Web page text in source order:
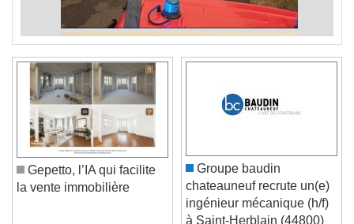
Gepetto, l’IA qui facilite
Groupe baudin
chateauneuf recrute un(e)
ingénieur mécanique (h/f)